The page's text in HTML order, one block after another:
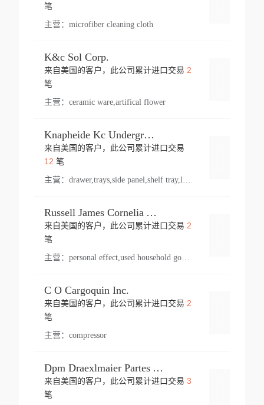
笔
主营： microfiber cleaning cloth
K&c Sol Corp.
来自美国的客户，此公司累计进口交易 2
笔
主营： ceramic ware,artifical flower
Knapheide Kc Underground
来自美国的客户，此公司累计进口交易
12 笔
主营：
Russell James Cornelia Arlington Va
来自美国的客户，此公司累计进口交易 2
笔
主营： personal effect,used household goods
C O Cargoquin Inc.
来自美国的客户，此公司累计进口交易 2
笔
主营： compressor
Dpm Draexlmaier Partes Automotrices Corr Ind Huejotzingo
来自美国的客户，此公司累计进口交易 3
笔